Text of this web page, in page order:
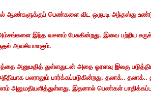
ஆண்களுக்குப் பெண்களை விட ஒருபடி அந்தஸ்து
இந்த வசனம் பேசுகின்றது. இவை பற்றிய
அவசியமாகும்.
அனுமதித் துள்ளதுடன் அதை ஓரளவு இலகு
பலராலும் பார்க்கப்படுகின்றது. தலாக்..
அனுமதியளித்துள்ளது. இதனால் பெண்கள்